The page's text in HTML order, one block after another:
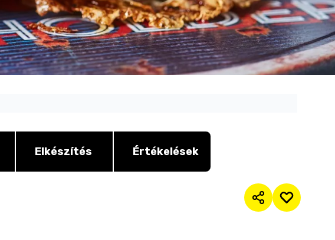
Elkészítés Értékelések